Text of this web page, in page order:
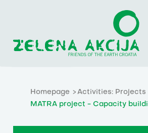
Homepage
Activities: Projects
MATRA project - Capacity